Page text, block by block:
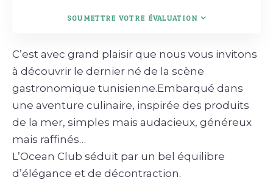
SOUMETTRE VOTRE ÉVALUATION
C’est avec grand plaisir que nous vous invitons
à découvrir le dernier né de la scène
gastronomique tunisienne.Embarqué dans
une aventure culinaire, inspirée des produits
de la mer, simples mais audacieux, généreux
mais raffinés…
L’Ocean Club séduit par un bel équilibre
d’élégance et de décontraction.